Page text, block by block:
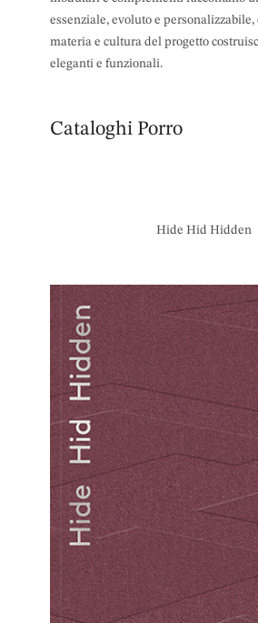
essenziale, evoluto e personalizzabile,
materia e cultura del progetto
eleganti e funzionali.
Cataloghi Porro
Hide Hid Hidden